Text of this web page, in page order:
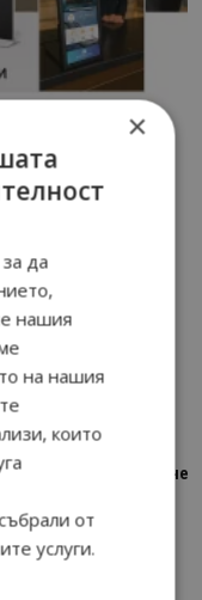
Петрич – Изживяване
Пловдив, градът на
×
да
нашия
на нашия
които
от
услуги.